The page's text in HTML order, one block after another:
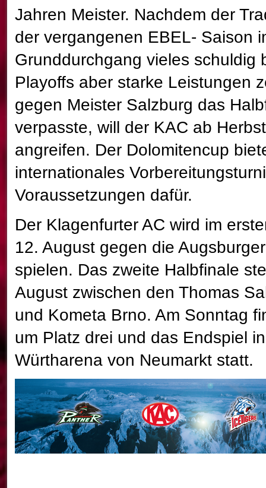
Jahren Meister. Nachdem der
der vergangenen EBEL- Saison
Grunddurchgang vieles schuldig
Playoffs aber starke Leistungen
gegen Meister Salzburg das
verpasste, will der KAC ab
angreifen. Der Dolomitencup
internationales
Voraussetzungen dafür.
Der Klagenfurter AC wird im
12. August gegen die
spielen. Das zweite Halbfinale
August zwischen den Thomas
und Kometa Brno. Am Sonntag
um Platz drei und das Endspiel
Würtharena von Neumarkt statt.